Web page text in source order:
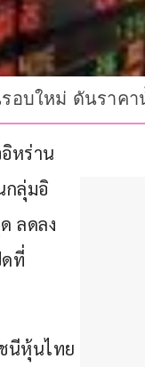
อบใหม่ ดันราคา
หร่าน
กลุ่มอิ
ลดลง
ที่
นีหุ้นไทย